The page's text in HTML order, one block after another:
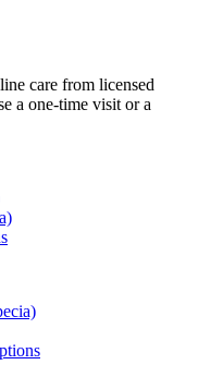
care from licensed
a one-time visit or a